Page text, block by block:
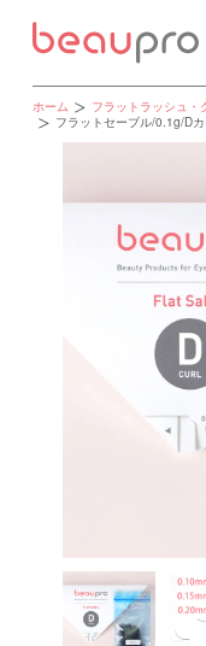
ホーム フラットラッシュ・
フラットセーブル/0.1g/D